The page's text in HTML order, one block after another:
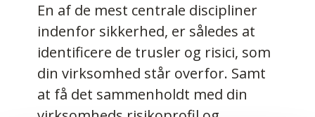
En af de mest centrale discipliner
indenfor sikkerhed, er således at
identificere de trusler og risici, som
din virksomhed står overfor. Samt
at få det sammenholdt med din